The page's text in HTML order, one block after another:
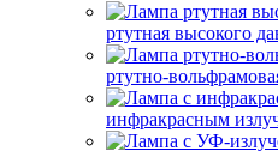
ртутная высокого
ртутно-
инфракрасным